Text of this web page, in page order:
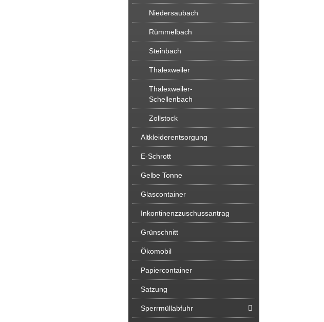
Niedersaubach
Rümmelbach
Steinbach
Thalexweiler
Thalexweiler-
Schellenbach
Zollstock
Altkleiderentsorgung
E-Schrott
Gelbe Tonne
Glascontainer
Inkontinenzzuschussantrag
Grünschnitt
Ökomobil
Papiercontainer
Satzung
Sperrmüllabfuhr